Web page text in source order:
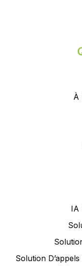
À
IA
Solution D’appels